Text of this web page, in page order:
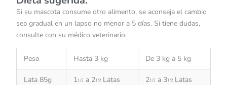
Si su mascota consume otro alimento, se aconseja el cambio
sea gradual en un lapso no menor a 5 días. Si tiene dudas,
consulte con su médico veterinario.
Peso Hasta 3 kg De 3 kg a 5 kg
Lata 85g 11/2 a 21/2 Latas 21/2 a 31/2 Latas